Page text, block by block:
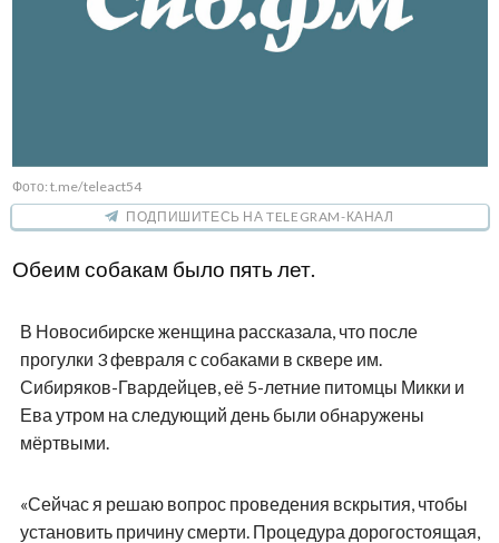
Фото: t.me/teleact54
ПОДПИШИТЕСЬ НА TELEGRAM-КАНАЛ
Обеим собакам было пять лет.
В Новосибирске женщина рассказала, что после
прогулки 3 февраля с собаками в сквере им.
Сибиряков-Гвардейцев, её 5-летние питомцы Микки и
Ева утром на следующий день были обнаружены
мёртвыми.
«Сейчас я решаю вопрос проведения вскрытия, чтобы
установить причину смерти. Процедура дорогостоящая,